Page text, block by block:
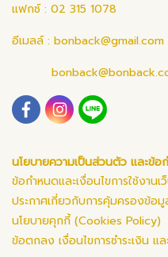
แฟกซ์ : 02 315 1078
อีเมลล์ : bonback@gmail.com
นโยบายความเป็นส่วนตัว และข้อ
ข้อกำหนดและเงื่อนไขการใช้งานเ
ประกาศเกี่ยวกับการคุ้มครองข้อ
นโยบายคุกกี้ (Cookies Policy)
ข้อตกลง เงื่อนไขการชำระเงิน แ